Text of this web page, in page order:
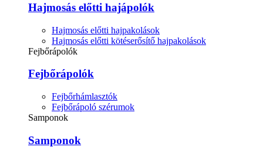
Hajmosás előtti hajápolók
Hajmosás előtti hajpakolások
Hajmosás előtti kötéserősítő hajpakolások
Fejbőrápolók
Fejbőrápolók
Fejbőrhámlasztók
Fejbőrápoló szérumok
Samponok
Samponok